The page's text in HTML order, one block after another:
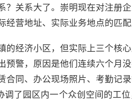
关系大了。崇明现在对注册
营地址、实际业务地点的匹配
经济小区，但实际上三个核
警，原因是他们连续六个月
同、办公现场照片、考勤记
了园区内一个众创空间的工